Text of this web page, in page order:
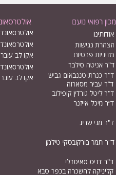
מכון רפואי נועם
אולטרסאונד
אודותינו
הצהרת נגישות
אקו לב
מדיניות פרטיות
אולטרסאונד
אקו לב עובר
ד"ר אניטה סילבר
ד"ר כנרת טננבאום-גביש
ד”ר עביר מסארוה
ד"ר ליטל גורדין קופילוב
ד״ר מיכל אייזנר
ד"ר מני שריג
ד"ר תמר בורקובסקי טילמן
ד"ר דניס סאיטרלי
קליניקה להשכרה בכפר סבא